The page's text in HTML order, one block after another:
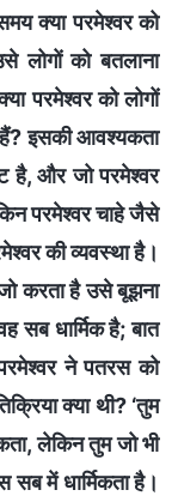
क्या परमेश्वर को
लोगों को बतलाना
परमेश्वर को लोगों
हैं? इसकी आवश्यकता
है, और जो परमेश्वर
परमेश्वर चाहे जैसे
की व्यवस्था है।
जो करता है उसे बूझना
सब धार्मिक है; बात
ने पतरस को
क्‍या थी? ‘तुम
लेकिन तुम जो भी
सब में धार्मिकता है।